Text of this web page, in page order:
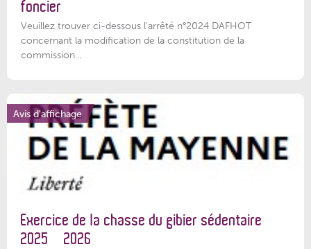
foncier
Veuillez trouver ci-dessous l'arrêté n°2024 DAFHOT
concernant la modification de la constitution de la
commission...
Avis d'affichage
Exercice de la chasse du gibier sédentaire
2025 – 2026